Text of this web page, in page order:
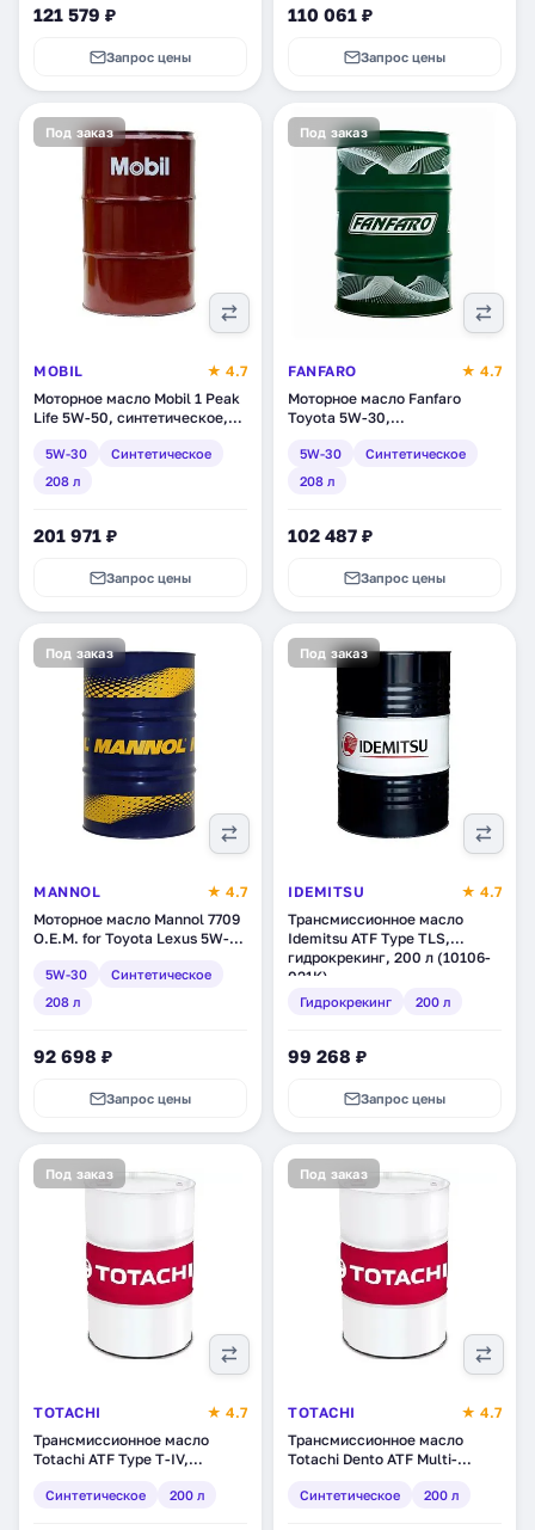
121 579 ₽
Запрос цены
110 061 ₽
Запрос цены
Под заказ
MOBIL
★ 4.7
Моторное масло Mobil 1 Peak
Life 5W-50, синтетическое,
5W-30
Синтетическое
208 л
201 971 ₽
Запрос цены
Под заказ
FANFARO
★ 4.7
Моторное масло Fanfaro
Toyota 5W-30,
003)
5W-30
Синтетическое
208 л
102 487 ₽
Запрос цены
Под заказ
MANNOL
★ 4.7
Моторное масло Mannol 7709
O.E.M. for Toyota Lexus 5W-
(1200)
5W-30
Синтетическое
208 л
92 698 ₽
Запрос цены
Под заказ
IDEMITSU
★ 4.7
Трансмиссионное масло
Idemitsu ATF Type TLS,
гидрокрекинг, 200 л (10106-
021K)
Гидрокрекинг 200 л
99 268 ₽
Запрос цены
Под заказ
TOTACHI
★ 4.7
Трансмиссионное масло
Totachi ATF Type T-IV,
(4562374691049)
Синтетическое 200 л
Под заказ
TOTACHI
★ 4.7
Трансмиссионное масло
Totachi Dento ATF Multi-
(4589904528736)
Синтетическое 200 л